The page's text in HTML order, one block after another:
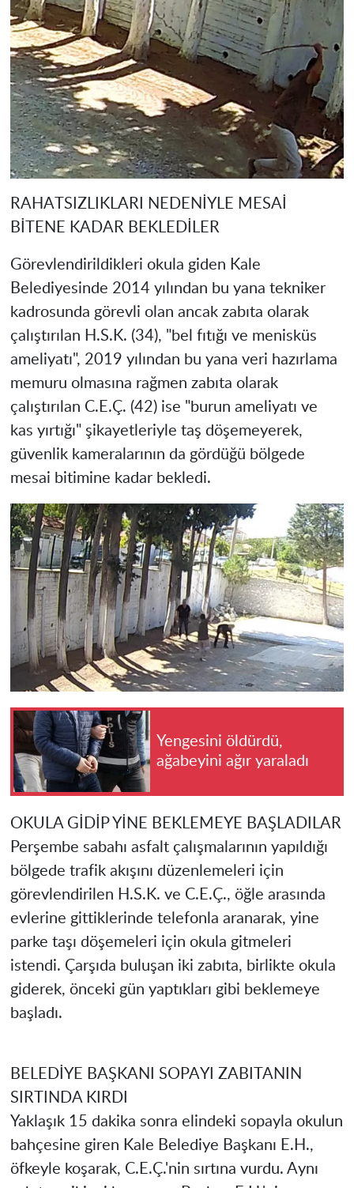
RAHATSIZLIKLARI NEDENİYLE MESAİ
BİTENE KADAR BEKLEDİLER
Görevlendirildikleri okula giden Kale
Belediyesinde 2014 yılından bu yana tekniker
kadrosunda görevli olan ancak zabıta olarak
çalıştırılan H.S.K. (34), "bel fıtığı ve menisküs
ameliyatı", 2019 yılından bu yana veri hazırlama
memuru olmasına rağmen zabıta olarak
çalıştırılan C.E.Ç. (42) ise "burun ameliyatı ve
kas yırtığı" şikayetleriyle taş döşemeyerek,
güvenlik kameralarının da gördüğü bölgede
mesai bitimine kadar bekledi.
Yengesini öldürdü,
ağabeyini ağır yaraladı
OKULA GİDİP YİNE BEKLEMEYE BAŞLADILAR
Perşembe sabahı asfalt çalışmalarının yapıldığı
bölgede trafik akışını düzenlemeleri için
görevlendirilen H.S.K. ve C.E.Ç., öğle arasında
evlerine gittiklerinde telefonla aranarak, yine
parke taşı döşemeleri için okula gitmeleri
istendi. Çarşıda buluşan iki zabıta, birlikte okula
giderek, önceki gün yaptıkları gibi beklemeye
başladı.
BELEDİYE BAŞKANI SOPAYI ZABITANIN
SIRTINDA KIRDI
Yaklaşık 15 dakika sonra elindeki sopayla okulun
bahçesine giren Kale Belediye Başkanı E.H.,
öfkeyle koşarak, C.E.Ç.'nin sırtına vurdu. Aynı